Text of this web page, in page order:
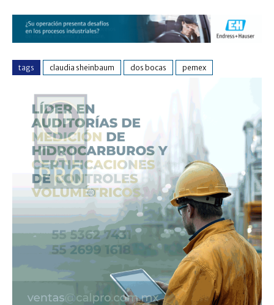
tags claudia sheinbaum dos bocas pemex